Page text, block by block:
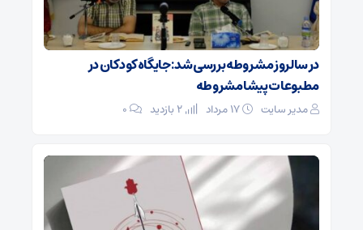
در سالروز مشروطه بررسی شد: جایگاه کودکان در
مطبوعات پیشامشروطه
مدیر سایت ۰